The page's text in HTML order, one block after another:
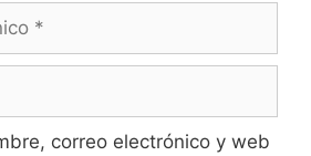
correo electrónico y web